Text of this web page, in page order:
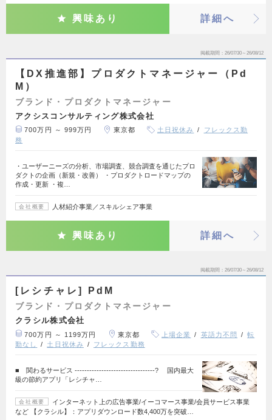
興味あり 詳細へ
掲載期間 26/07/30～26/08/12
【DX推進部】プロダクトマネージャー（Pd
M）
ブランド・プロダクトマネージャー
アクシスコンサルティング株式会社
700万円 ～ 999万円 東京都 土日祝休み
フレックス勤
務
・ユーザーニーズの分析、市場調査、競合調査を通じたプロ
ダクトの企画（新規・改善） ・プロダクトロードマップの
作成・更新 ・複…
会社概要 人材紹介事業／スキルシェア事業
興味あり 詳細へ
掲載期間 26/07/30～26/08/12
[レシチャレ] PdM
ブランド・プロダクトマネージャー
クラシル株式会社
700万円 ～ 1199万円 東京都 上場企業 英語力不問
転
勤なし
土日祝休み フレックス勤務
■ 関わるサービス ---------------------------------? 国内最大
級の節約アプリ「レシチャ…
会社概要
インターネット上の広告事業/イーコマース事業/会員サービス事業
など 【クラシル】：アプリダウンロード数4,400万を突破…